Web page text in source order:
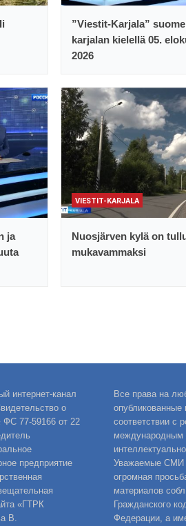
”Viestit-Karjala”
karjalan kielellä 05.
2026
ja
VIESTIT-KARJALA
Nuosjärven kylä on
mukavammaksi
интернет-канал
о
77-59166 от 22
предприятие
«ГТРК
В.
Все права на
соответствии с
международным
Уважаемые СМИ
огромная
материалов
Гражданского
Федерации, а